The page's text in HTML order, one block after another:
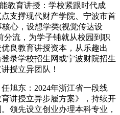
教育讲授：学校紧跟时代成
支撑现代财产学院、宁波市首
心，设想学类(视觉传达设
分流，为学子铺就从校园到职
良教育讲授资本，从乐趣出
录学校招生网或宁波财院招生
授立异团队！
东：2024年浙江省一段线
讲授立异步履方案》，持续开
领先设立创业办理本科专业，